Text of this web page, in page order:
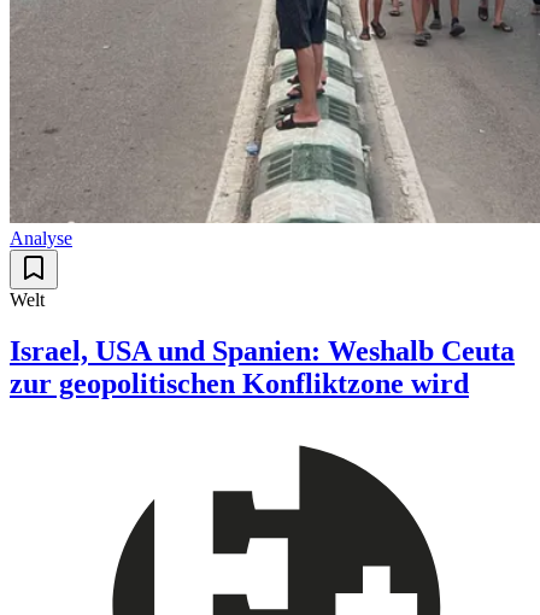
Analyse
Welt
Israel, USA und Spanien: Weshalb Ceuta
zur geopolitischen Konfliktzone wird